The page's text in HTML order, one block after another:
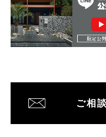
ご相